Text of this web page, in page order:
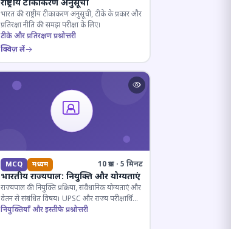
राष्ट्रीय टीकाकरण अनुसूची
भारत की राष्ट्रीय टीकाकरण अनुसूची, टीके के प्रकार और
प्रतिरक्षा नीति की समझ परीक्षा के लिए।
टीके और प्रतिरक्षण प्रश्नोत्तरी
क्विज़ लें
MCQ मध्यम 10 प्रश्न · 5 मिनट
भारतीय राज्यपाल: नियुक्ति और योग्यताएं
राज्यपाल की नियुक्ति प्रक्रिया, संवैधानिक योग्यताएं और
वेतन से संबंधित विषय। UPSC और राज्य परीक्षार्थियों
के लिए महत्वपूर्ण।
नियुक्तियाँ और इस्तीफे प्रश्नोत्तरी